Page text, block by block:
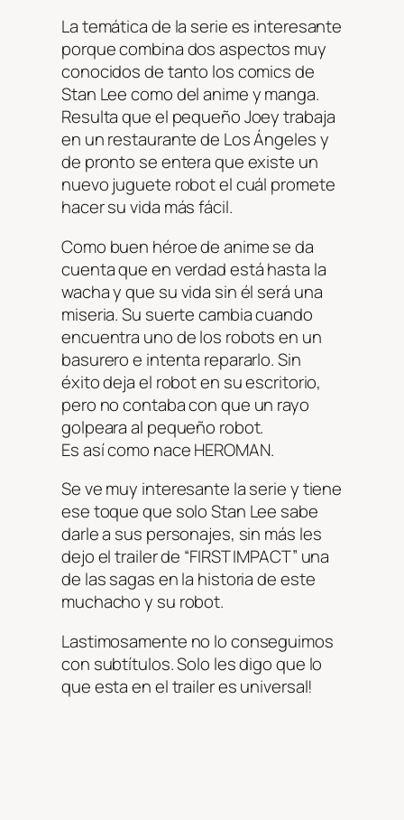
La temática de la serie es interesante
porque combina dos aspectos muy
conocidos de tanto los comics de
Stan Lee como del anime y manga.
Resulta que el pequeño Joey trabaja
en un restaurante de Los Ángeles y
de pronto se entera que existe un
nuevo juguete robot el cuál promete
hacer su vida más fácil.
Como buen héroe de anime se da
cuenta que en verdad está hasta la
wacha y que su vida sin él será una
miseria. Su suerte cambia cuando
encuentra uno de los robots en un
basurero e intenta repararlo. Sin
éxito deja el robot en su escritorio,
pero no contaba con que un rayo
golpeara al pequeño robot.
Es así como nace HEROMAN.
Se ve muy interesante la serie y tiene
ese toque que solo Stan Lee sabe
darle a sus personajes, sin más les
dejo el trailer de “FIRST IMPACT” una
de las sagas en la historia de este
muchacho y su robot.
Lastimosamente no lo conseguimos
con subtítulos. Solo les digo que lo
que esta en el trailer es universal!